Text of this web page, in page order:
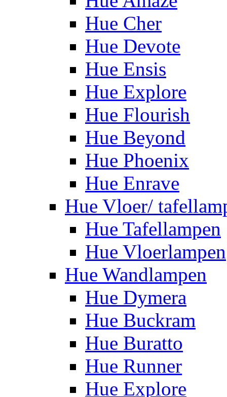
Hue Cher
Hue Devote
Hue Ensis
Hue Explore
Hue Flourish
Hue Beyond
Hue Phoenix
Hue Enrave
Hue Vloer/
Hue Tafellampen
Hue Vloerlampen
Hue Wandlampen
Hue Dymera
Hue Buckram
Hue Buratto
Hue Runner
Hue Explore